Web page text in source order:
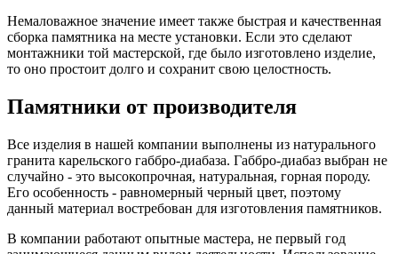
Немаловажное значение имеет также быстрая и качественная
сборка памятника на месте установки. Если это сделают
монтажники той мастерской, где было изготовлено изделие,
то оно простоит долго и сохранит свою целостность.
Памятники от производителя
Все изделия в нашей компании выполнены из натурального
гранита карельского габбро-диабаза. Габбро-диабаз выбран не
случайно - это высокопрочная, натуральная, горная породу.
Его особенность - равномерный черный цвет, поэтому
данный материал востребован для изготовления памятников.
В компании работают опытные мастера, не первый год